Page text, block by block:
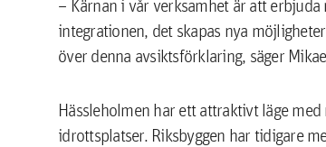
– Kärnan i vår verksamhet är att
integrationen, det skapas nya
över denna avsiktsförklaring, säger
Hässleholmen har ett attraktivt läge
idrottsplatser. Riksbyggen har tidigare